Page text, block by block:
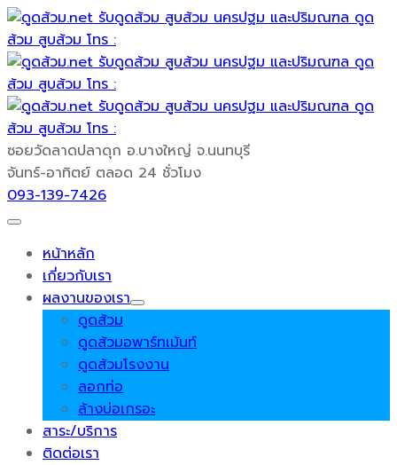
ซอยวัดลาดปลาดุก อ.บางใหญ่ จ.นนทบุรี
จันทร์-อาทิตย์ ตลอด 24 ชั่วโมง
093-139-7426
หน้าหลัก
เกี่ยวกับเรา
ผลงานของเรา
ดูดส้วม
ดูดส้วมอพาร์ทเม้นท์
ดูดส้วมโรงงาน
ลอกท่อ
ล้างบ่อเกรอะ
สาระ/บริการ
ติดต่อเรา